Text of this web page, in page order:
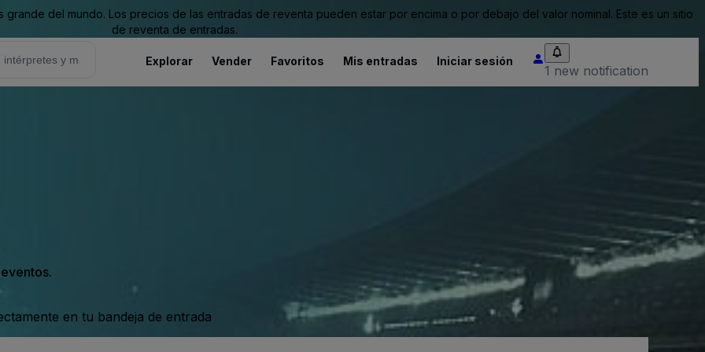
del mundo. Los precios de las entradas de reventa pueden estar por encima o por debajo del valor nominal. Este es un sitio
de reventa de entradas.
Explorar Vender Favoritos Mis entradas Iniciar sesión
1 new notification
en tu bandeja de entrada